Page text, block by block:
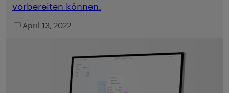
vorbereiten können.
April 13, 2022